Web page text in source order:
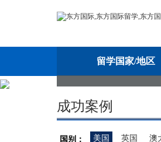
留学国家/地区
成功案例
国别： 美国 英国 澳